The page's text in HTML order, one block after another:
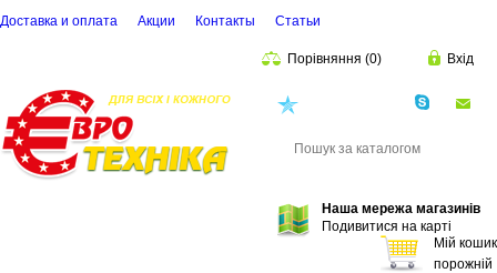
Доставка и оплата Акции Контакты Cтатьи
Порівняння (0) Вхід
Наша мережа магазинів
Подивитися на карті
Мій кошик
порожній